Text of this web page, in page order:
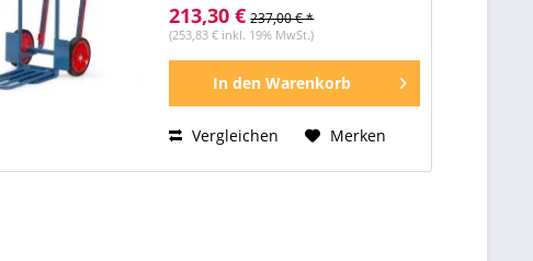
213,30 € 237,00 € *
(253,83 € inkl. 19% MwSt.)
In den Warenkorb
Vergleichen Merken